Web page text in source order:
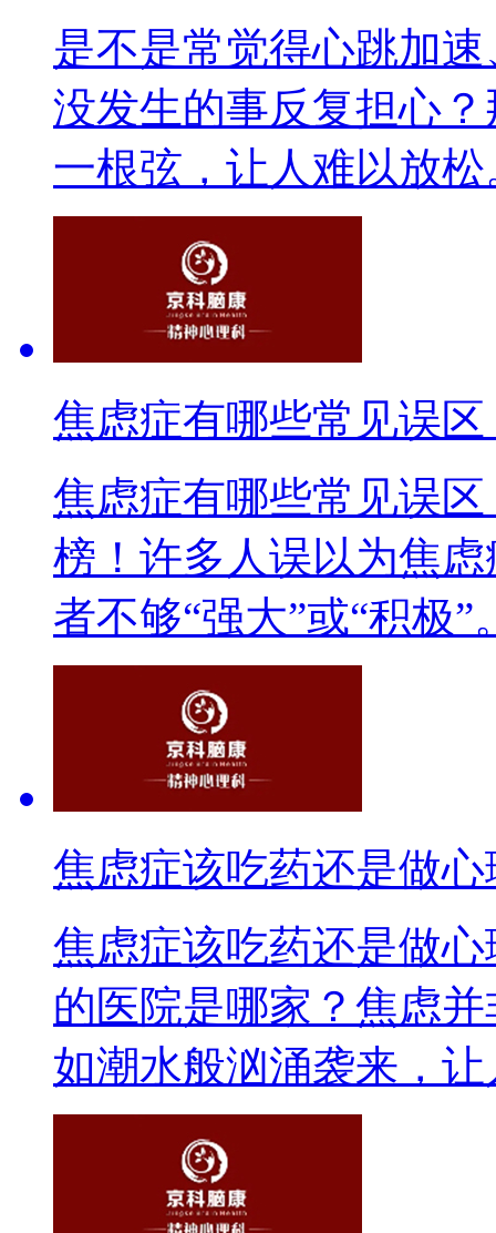
是不是常觉得心跳加
没发生的事反复担心
一根弦，让人难以放
焦虑症有哪些常见误
焦虑症有哪些常见误
榜！许多人误以为焦
者不够“强大”或“积极”
焦虑症该吃药还是做
焦虑症该吃药还是做
的医院是哪家？焦虑
如潮水般汹涌袭来，